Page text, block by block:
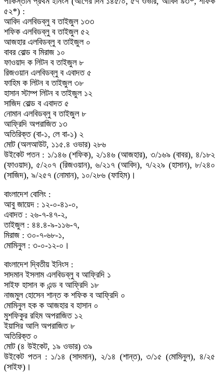
৫২*) :
আবিদ এলবিডব্লু ব তাইজুল ১৩৩
শফিক এলবিডব্লু ব তাইজুল ৫২
আজহার এলবিডব্লু ব তাইজুল ০
বাবর বোল্ড ব মিরাজ ১০
ফাওয়াদ ক লিটন ব তাইজুল ৮
রিজওয়ান এলবিডব্লু ব এবাদত ৫
ফাহিম ক লিটন ব তাইজুল ৩৮
হাসান স্টাম্প লিটন ব তাইজুল ১২
সাজিদ বোল্ড ব এবাদত ৫
নোমান এলবিডব্লু ব তাইজুল ৮
আফ্রিদি অপরাজিত ১৩
অতিরিক্ত (বা-১, লে বা-১) ২
মোট (অলআউট, ১১৫.৪ ওভার) ২৮৬
উইকেট পতন : ১/১৪৬ (শফিক), ২/১৪৬ (আজহার), ৩/১৬৯ (বাবর), ৪/১৮২
(ফাওয়াদ), ৫/২০৭ (রিজওয়ান), ৬/২১৭ (আবিদ), ৭/২২৯ (হাসান), ৮/২৪০
(সাজিদ), ৯/২৫৭ (নোমান), ১০/২৮৬ (ফাহিম)।
বাংলাদেশ বোলিং :
আবু জায়েদ : ১২-০-৪১-০,
এবাদত : ২৬-৭-৪৭-২,
তাইজুল : ৪৪.৪-৯-১১৬-৭,
মিরাজ : ৩০-৭-৬৮-১,
মোমিনুল : ৩-০-১২-০।
বাংলাদেশ দ্বিতীয় ইনিংস :
সাদমান ইসলাম এলবিডব্লু ব আফ্রিদি ১
সাইফ হাসান ক এন্ড ব আফ্রিদি ১৮
নাজমুল হোসেন শান্ত ক শফিক ব আফ্রিদি ০
মোমিনুল হক ক আজহার ব হাসান ০
মুশফিকুর রহিম অপরাজিত ১২
ইয়াসির আলি অপরাজিত ৮
অতিরিক্ত ০
মোট (৪ উইকেট, ১৯ ওভার) ৩৯
উইকেট পতন : ১/১৪ (সাদমান), ২/১৪ (শান্ত), ৩/১৫ (মোমিনুল), ৪/২৫
(সাইফ)।